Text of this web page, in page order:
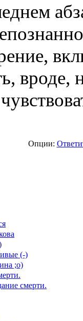
вроде,
Опции:
(-)
;о)
смерти.